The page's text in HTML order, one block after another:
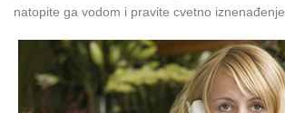
natopite ga vodom i pravite cvetno iznenađenje.